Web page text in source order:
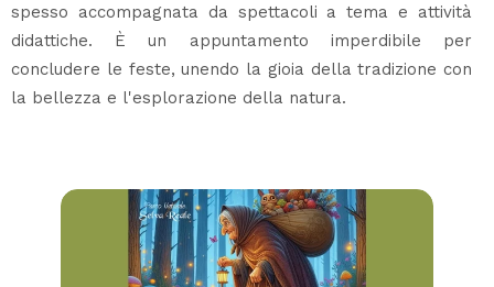
spesso accompagnata da spettacoli a tema e attività
didattiche. È un appuntamento imperdibile per
concludere le feste, unendo la gioia della tradizione con
la bellezza e l'esplorazione della natura.